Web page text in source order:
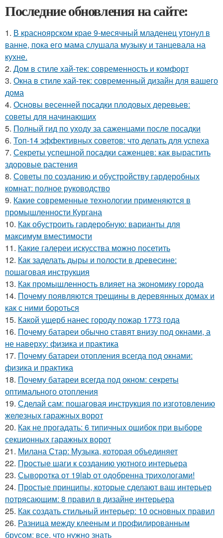
Последние обновления на сайте:
1. В красноярском крае 9-месячный младенец утонул в
ванне, пока его мама слушала музыку и танцевала на
кухне.
2. Дом в стиле хай-тек: современность и комфорт
3. Окна в стиле хай-тек: современный дизайн для вашего
дома
4. Основы весенней посадки плодовых деревьев:
советы для начинающих
5. Полный гид по уходу за саженцами после посадки
6. Топ-14 эффективных советов: что делать для успеха
7. Секреты успешной посадки саженцев: как вырастить
здоровые растения
8. Советы по созданию и обустройству гардеробных
комнат: полное руководство
9. Какие современные технологии применяются в
промышленности Кургана
10. Как обустроить гардеробную: варианты для
максимум вместимости
11. Какие галереи искусства можно посетить
12. Как заделать дыры и полости в древесине:
пошаговая инструкция
13. Как промышленность влияет на экономику города
14. Почему появляются трещины в деревянных домах и
как с ними бороться
15. Какой ущерб нанес городу пожар 1773 года
16. Почему батареи обычно ставят внизу под окнами, а
не наверху: физика и практика
17. Почему батареи отопления всегда под окнами:
физика и практика
18. Почему батареи всегда под окном: секреты
оптимального отопления
19. Сделай сам: пошаговая инструкция по изготовлению
железных гаражных ворот
20. Как не прогадать: 6 типичных ошибок при выборе
секционных гаражных ворот
21. Милана Стар: Музыка, которая объединяет
22. Простые шаги к созданию уютного интерьера
23. Сыворотка от 19lab от одобренна трихологами!
24. Простые принципы, которые сделают ваш интерьер
потрясающим: 8 правил в дизайне интерьера
25. Как создать стильный интерьер: 10 основных правил
26. Разница между клееным и профилированным
брусом: все, что нужно знать